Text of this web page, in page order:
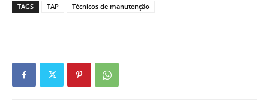
TAGS TAP Técnicos de manutenção